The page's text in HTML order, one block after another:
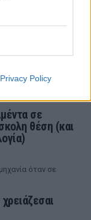
Privacy Policy
σε
θέση (και
όταν σε